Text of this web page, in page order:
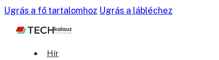
Ugrás a fő tartalomhoz Ugrás a lábléchez
Hír